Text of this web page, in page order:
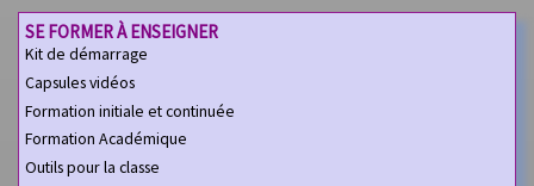
SE FORMER À ENSEIGNER
Kit de démarrage
Capsules vidéos
Formation initiale et continuée
Formation Académique
Outils pour la classe